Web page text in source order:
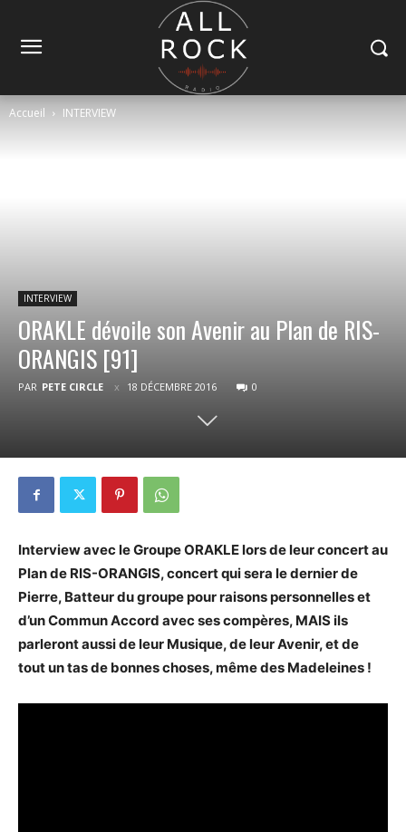
Accueil INTERVIEW
INTERVIEW
ORAKLE dévoile son Avenir au Plan de RIS-
ORANGIS [91]
PAR PETE CIRCLE 18 DÉCEMBRE 2016 0
Interview avec le Groupe ORAKLE lors de leur concert au
Plan de RIS-ORANGIS, concert qui sera le dernier de
Pierre, Batteur du groupe pour raisons personnelles et
d’un Commun Accord avec ses compères, MAIS ils
parleront aussi de leur Musique, de leur Avenir, et de
tout un tas de bonnes choses, même des Madeleines !